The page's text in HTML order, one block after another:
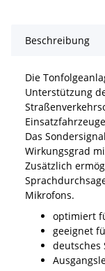
Beschreibung
Die
Unterstützung
Das
Wirkungsgrad
Zusätzlich
Mikrofons.
optimiert
geeignet
deutsches